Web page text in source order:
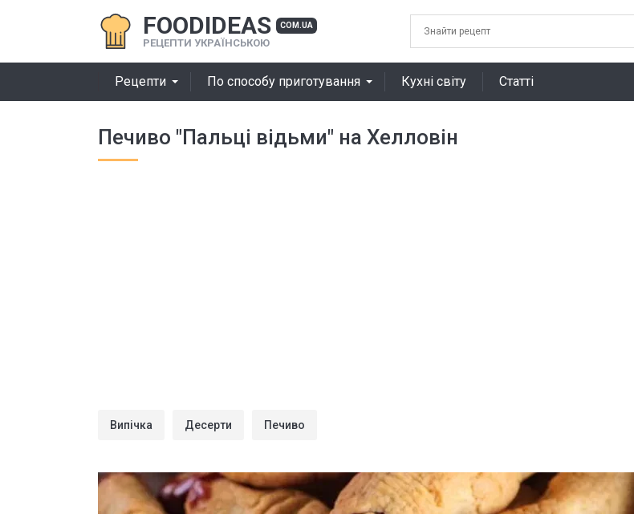
FOODIDEAS COM.UA
РЕЦЕПТИ УКРАЇНСЬКОЮ
Рецепти По способу приготування Кухні світу Статті
Печиво "Пальці відьми" на Хелловін
Випічка Десерти Печиво